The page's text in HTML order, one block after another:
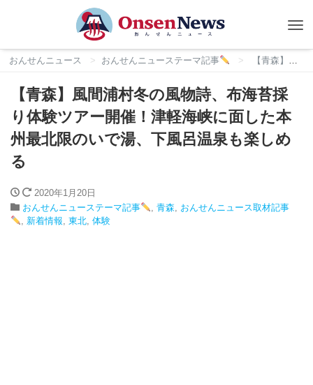
おんせんニュース おんせんニューステーマ記事 【青森】風間浦村冬の風物詩、布海苔採り体験ツアー開催！津軽海峡に面した本州最北限のいで湯、下風呂温泉も楽しめる
【青森】風間浦村冬の風物詩、布海苔採
り体験ツアー開催！津軽海峡に面した本
州最北限のいで湯、下風呂温泉も楽しめ
る
2020年1月20日
おんせんニューステーマ記事
, 青森, おんせんニュース取材記事
, 新着情報, 東北, 体験